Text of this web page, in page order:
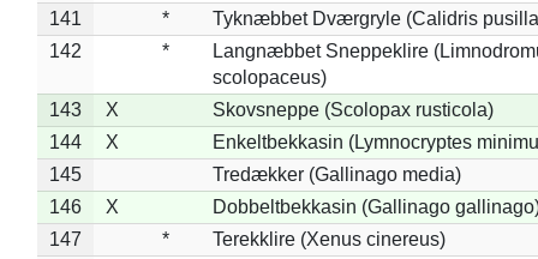
141
*
Tyknæbbet Dværgryle (Calidris
142
*
Langnæbbet Sneppeklire
scolopaceus)
143
X
Skovsneppe (Scolopax rusticola)
144
X
Enkeltbekkasin (Lymnocryptes
145
Tredækker (Gallinago media)
146
X
Dobbeltbekkasin (Gallinago
147
*
Terekklire (Xenus cinereus)